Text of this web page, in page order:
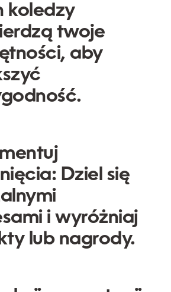
koledzy
twoje
aby
Dziel się
i wyróżniaj
lub nagrody.